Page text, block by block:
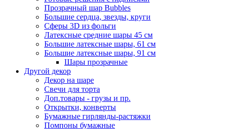
Прозрачный шар Bubbles
Большие сердца, звезды, круги
Сферы 3D из фольги
Латексные средние шары 45 см
Большие латексные шары, 61 см
Большие латексные шары, 91 см
Шары прозрачные
Другой декор
Декор на шаре
Свечи для торта
Доп.товары - грузы и пр.
Открытки, конверты
Бумажные гирлянды-растяжки
Помпоны бумажные